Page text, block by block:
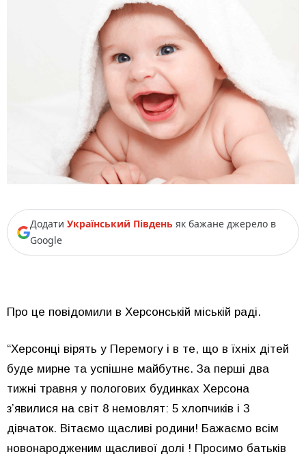
Додати Український Південь як бажане джерело в
Google
Про це повідомили в Херсонській міській раді.
“Херсонці вірять у Перемогу і в те, що в їхніх дітей
буде мирне та успішне майбутнє. За перші два
тижні травня у пологових будинках Херсона
з’явилися на світ 8 немовлят: 5 хлопчиків і 3
дівчаток. Вітаємо щасливі родини! Бажаємо всім
новонародженим щасливої долі ! Просимо батьків